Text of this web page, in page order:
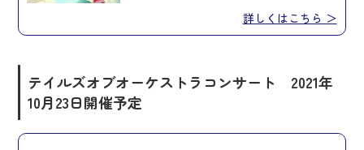
詳しくはこちら ＞
テイルズオブオーケストラコンサート 2021年
10月23日開催予定